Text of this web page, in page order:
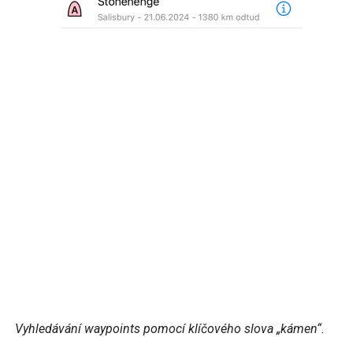
Vyhledávání waypoints pomocí klíčového slova „kámen“.